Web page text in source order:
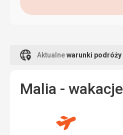
Aktualnewarunki podróży
Malia - wakacje